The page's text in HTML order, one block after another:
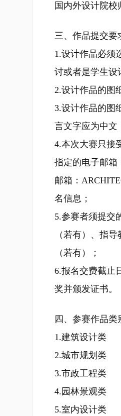
国内外设计院校
三、作品提交要
1.设计作品必须
讨或者是学生设
2.设计作品的图
3.设计作品的图
言文字应为中文
4.本次大赛只接
指定的电子邮箱
邮箱：
名信息；
5.参赛者须提交
（若有）、指
（若有）；
6.报名交费截止
奖并颁发证书。
四、参赛作品类
1.建筑设计类
2.城市规划类
3.市政工程类
4.园林景观类
5.室内设计类